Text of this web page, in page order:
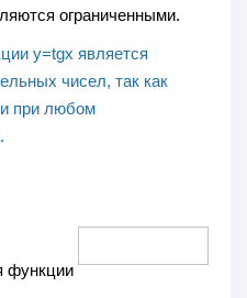
ограниченными.
y=tgx является
чисел, так как
при любом
функции